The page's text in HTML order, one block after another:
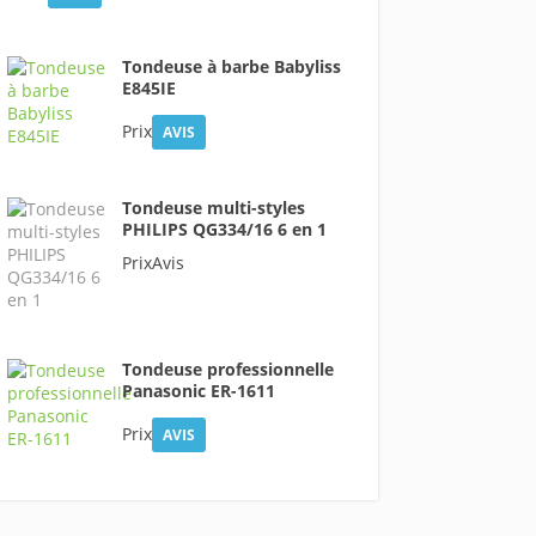
Tondeuse à barbe Babyliss
E845IE
Prix AVIS
Tondeuse multi-styles
PHILIPS QG334/16 6 en 1
PrixAvis
Tondeuse professionnelle
Panasonic ER-1611
Prix AVIS